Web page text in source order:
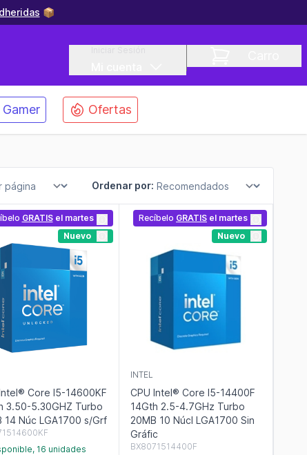
📦
Ofertas
Ordenar por:
GRATISel martes
Nuevo
Core I5-14600KF
3.50-5.30GHZ Turbo
14 Núc LGA1700 s/Grf
16 unidades
Recíbelo GRATIS el martes
Nuevo
INTEL
CPU Intel® Core I5-14400F
14Gth 2.5-4.7GHz Turbo
20MB 10 Núcl LGA1700 Sin
Gráfic
BX8071514400F